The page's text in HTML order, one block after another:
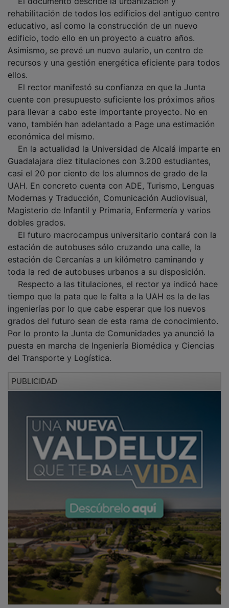
rehabilitación de todos los edificios del antiguo centro
educativo, así como la construcción de un nuevo
edificio, todo ello en un proyecto a cuatro años.
Asimismo, se prevé un nuevo aulario, un centro de
recursos y una gestión energética eficiente para todos
ellos.
El rector manifestó su confianza en que la Junta
cuente con presupuesto suficiente los próximos años
para llevar a cabo este importante proyecto. No en
vano, también han adelantado a Page una estimación
económica del mismo.
En la actualidad la Universidad de Alcalá imparte en
Guadalajara diez titulaciones con 3.200 estudiantes,
casi el 20 por ciento de los alumnos de grado de la
UAH. En concreto cuenta con ADE, Turismo, Lenguas
Modernas y Traducción, Comunicación Audiovisual,
Magisterio de Infantil y Primaria, Enfermería y varios
dobles grados.
El futuro macrocampus universitario contará con la
estación de autobuses sólo cruzando una calle, la
estación de Cercanías a un kilómetro caminando y
toda la red de autobuses urbanos a su disposición.
Respecto a las titulaciones, el rector ya indicó hace
tiempo que la pata que le falta a la UAH es la de las
ingenierías por lo que cabe esperar que los nuevos
grados del futuro sean de esta rama de conocimiento.
Por lo pronto la Junta de Comunidades ya anunció la
puesta en marcha de Ingeniería Biomédica y Ciencias
del Transporte y Logística.